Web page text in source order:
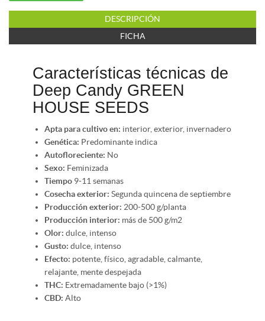
DESCRIPCIÓN
FICHA
Características técnicas de
Deep Candy GREEN
HOUSE SEEDS
Apta para cultivo en: interior, exterior, invernadero
Genética: Predominante indica
Autofloreciente: No
Sexo: Feminizada
Tiempo 9-11 semanas
Cosecha exterior: Segunda quincena de septiembre
Producción exterior: 200-500 g/planta
Producción interior: más de 500 g/m2
Olor: dulce, intenso
Gusto: dulce, intenso
Efecto: potente, físico, agradable, calmante,
relajante, mente despejada
THC: Extremadamente bajo (>1%)
CBD: Alto